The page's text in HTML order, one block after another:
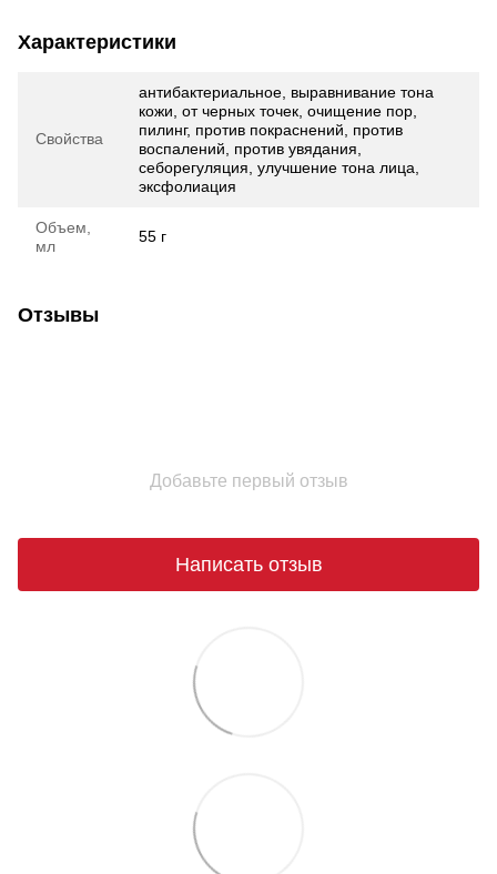
Характеристики
Свойства
антибактериальное, выравнивание тона
кожи, от черных точек, очищение пор,
пилинг, против покраснений, против
воспалений, против увядания,
себорегуляция, улучшение тона лица,
эксфолиация
Объем,
мл
55 г
Отзывы
Добавьте первый отзыв
Написать отзыв